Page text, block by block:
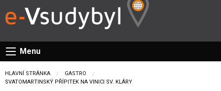
Menu
HLAVNÍ STRÁNKA
GASTRO
CURRENT:
SVATOMARTINSKÝ PŘÍPITEK NA VINICI SV. KLÁRY